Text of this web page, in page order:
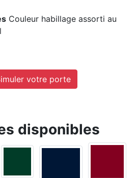
Couleur habillage assorti au
votre porte
disponibles